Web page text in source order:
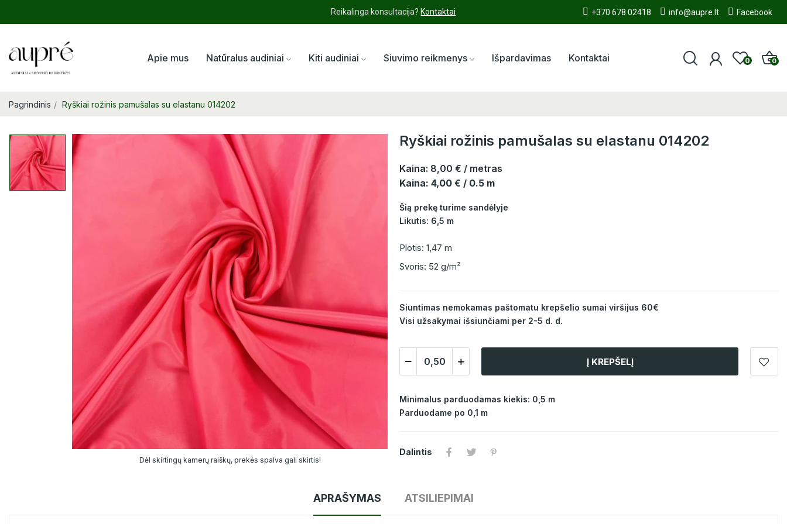
Reikalinga konsultacija? Kontaktai +370 678 02418 info@aupre.lt Facebook
Apie mus Natūralus audiniai Kiti audiniai Siuvimo reikmenys Išpardavimas Kontaktai 0 0
Pagrindinis Ryškiai rožinis pamušalas su elastanu 014202
Dėl skirtingų kamerų raiškų, prekės spalva gali skirtis!
Ryškiai rožinis pamušalas su elastanu 014202
Kaina: 8,00 € / metras
Kaina: 4,00 € / 0.5 m
Šią prekę turime sandėlyje
Likutis: 6,5 m
Plotis: 1,47 m
Svoris: 52 g/m²
Siuntimas nemokamas paštomatu krepšelio sumai viršijus 60€
Visi užsakymai išsiunčiami per 2-5 d. d.
Į KREPŠELĮ
Minimalus parduodamas kiekis: 0,5 m
Parduodame po 0,1 m
Dalintis
APRAŠYMAS ATSILIEPIMAI